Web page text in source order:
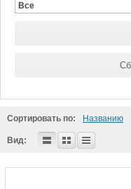
Все
Сортировать по: Названию
Вид: